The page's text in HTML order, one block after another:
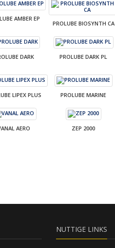
AMBER EP
PROLUBE BIOSYNTH CA
DARK PROLUBE DARK PL
LIPEX PLUS PROLUBE MARINE
AERO ZEP 2000
NUTTIGE LINKS